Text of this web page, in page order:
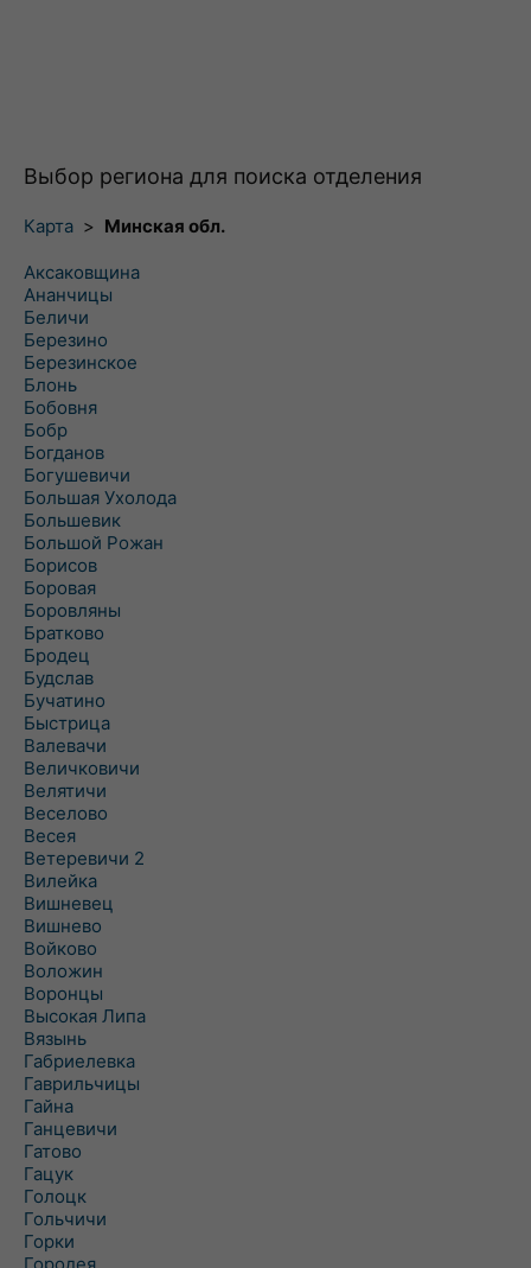
Выбор региона для поиска отделения
Карта > Минская обл.
Аксаковщина
Ананчицы
Беличи
Березино
Березинское
Блонь
Бобовня
Бобр
Богданов
Богушевичи
Большая Ухолода
Большевик
Большой Рожан
Борисов
Боровая
Боровляны
Братково
Бродец
Будслав
Бучатино
Быстрица
Валевачи
Величковичи
Велятичи
Веселово
Весея
Ветеревичи 2
Вилейка
Вишневец
Вишнево
Войково
Воложин
Воронцы
Высокая Липа
Вязынь
Габриелевка
Гаврильчицы
Гайна
Ганцевичи
Гатово
Гацук
Голоцк
Гольчичи
Горки